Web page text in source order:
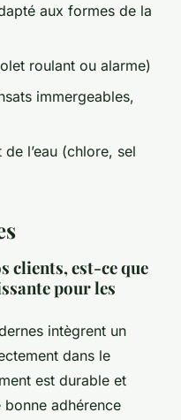
aux formes de la
roulant ou alarme)
immergeables,
l’eau (chlore, sel
clients, est-ce que
pour les
intègrent un
dans le
est durable et
bonne adhérence